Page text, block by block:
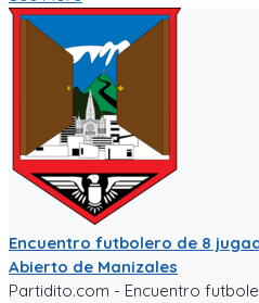
Encuentro futbolero de 8
Abierto de Manizales
Partidito.com - Encuentro